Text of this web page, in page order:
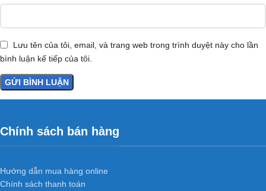
Lưu tên của tôi, email, và trang web trong trình duyệt này cho lần
bình luận kế tiếp của tôi.
Chính sách bán hàng
Hướng dẫn mua hàng online
Chính sách thanh toán